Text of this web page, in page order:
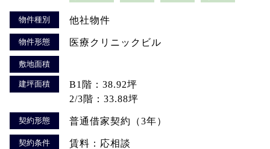
物件種別 他社物件
物件形態 医療クリニックビル
敷地面積
建坪面積
B1階：38.92坪
2/3階：33.88坪
契約形態 普通借家契約（3年）
契約条件
賃料：応相談